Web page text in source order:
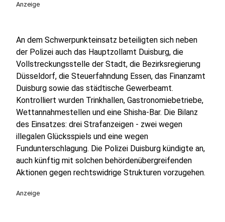
Anzeige
An dem Schwerpunkteinsatz beteiligten sich neben
der Polizei auch das Hauptzollamt Duisburg, die
Vollstreckungsstelle der Stadt, die Bezirksregierung
Düsseldorf, die Steuerfahndung Essen, das Finanzamt
Duisburg sowie das städtische Gewerbeamt.
Kontrolliert wurden Trinkhallen, Gastronomiebetriebe,
Wettannahmestellen und eine Shisha-Bar. Die Bilanz
des Einsatzes: drei Strafanzeigen - zwei wegen
illegalen Glücksspiels und eine wegen
Fundunterschlagung. Die Polizei Duisburg kündigte an,
auch künftig mit solchen behördenübergreifenden
Aktionen gegen rechtswidrige Strukturen vorzugehen.
Anzeige